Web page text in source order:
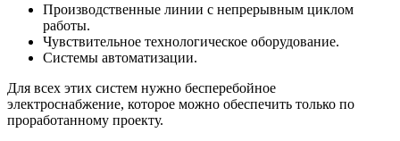
Производственные линии с непрерывным циклом
работы.
Чувствительное технологическое оборудование.
Системы автоматизации.
Для всех этих систем нужно бесперебойное
электроснабжение, которое можно обеспечить только по
проработанному проекту.